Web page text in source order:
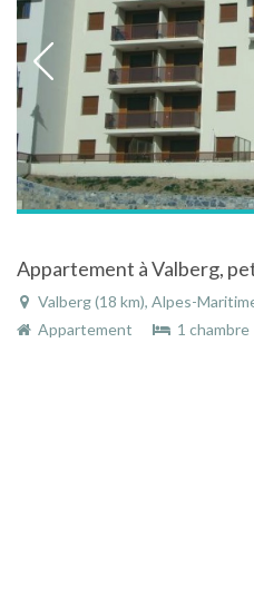
Appartement à Valberg,
Valberg (18 km), Alpes-Maritimes,
Appartement
1 chambre